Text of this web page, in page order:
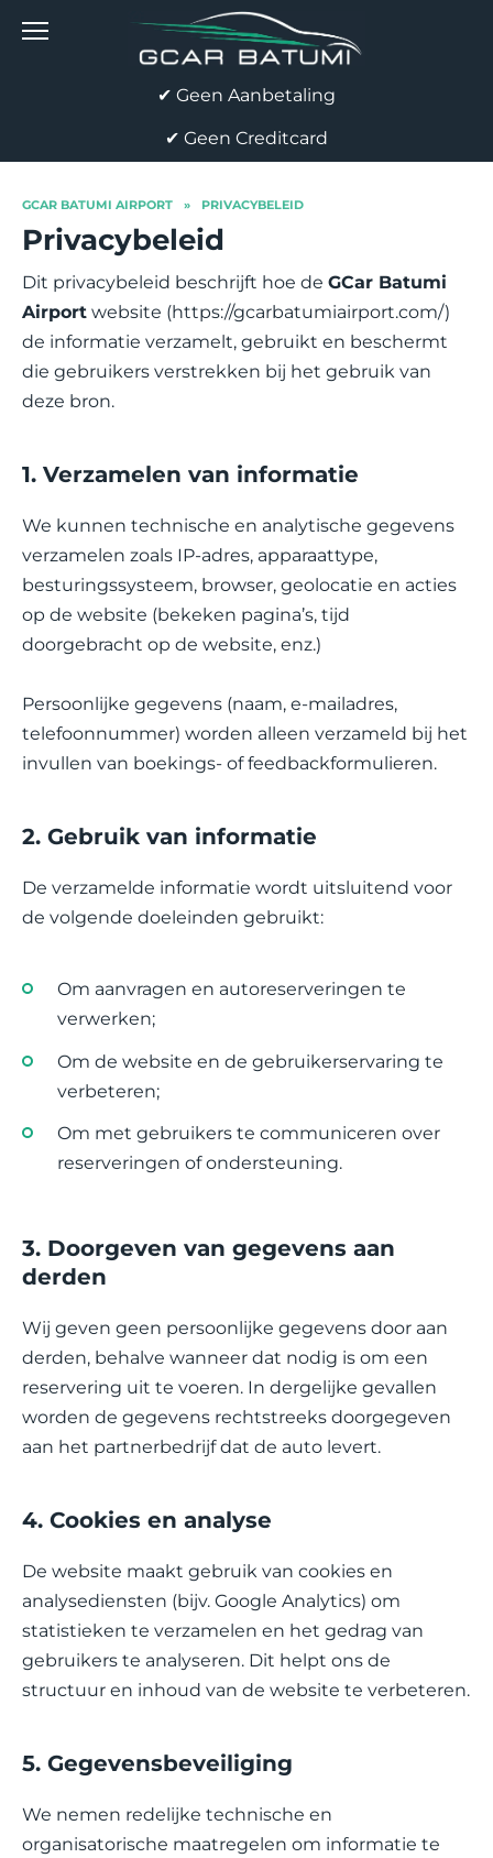
✔ Geen Aanbetaling
✔ Geen Creditcard
GCAR BATUMI AIRPORT » PRIVACYBELEID
Privacybeleid
Dit privacybeleid beschrijft hoe de GCar Batumi
Airport website (https://gcarbatumiairport.com/)
de informatie verzamelt, gebruikt en beschermt
die gebruikers verstrekken bij het gebruik van
deze bron.
1. Verzamelen van informatie
We kunnen technische en analytische gegevens
verzamelen zoals IP-adres, apparaattype,
besturingssysteem, browser, geolocatie en acties
op de website (bekeken pagina’s, tijd
doorgebracht op de website, enz.)
Persoonlijke gegevens (naam, e-mailadres,
telefoonnummer) worden alleen verzameld bij het
invullen van boekings- of feedbackformulieren.
2. Gebruik van informatie
De verzamelde informatie wordt uitsluitend voor
de volgende doeleinden gebruikt:
Om aanvragen en autoreserveringen te
verwerken;
Om de website en de gebruikerservaring te
verbeteren;
Om met gebruikers te communiceren over
reserveringen of ondersteuning.
3. Doorgeven van gegevens aan
derden
Wij geven geen persoonlijke gegevens door aan
derden, behalve wanneer dat nodig is om een
reservering uit te voeren. In dergelijke gevallen
worden de gegevens rechtstreeks doorgegeven
aan het partnerbedrijf dat de auto levert.
4. Cookies en analyse
De website maakt gebruik van cookies en
analysediensten (bijv. Google Analytics) om
statistieken te verzamelen en het gedrag van
gebruikers te analyseren. Dit helpt ons de
structuur en inhoud van de website te verbeteren.
5. Gegevensbeveiliging
We nemen redelijke technische en
organisatorische maatregelen om informatie te